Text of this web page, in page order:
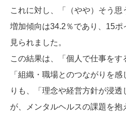
これに対し、「（やや）そう
増加傾向は34.2％であり、15
見られました。
この結果は、「個人で仕事を
「組織・職場とのつながりを
りも、「理念や経営方針が浸透
が、メンタルヘルスの課題を抱